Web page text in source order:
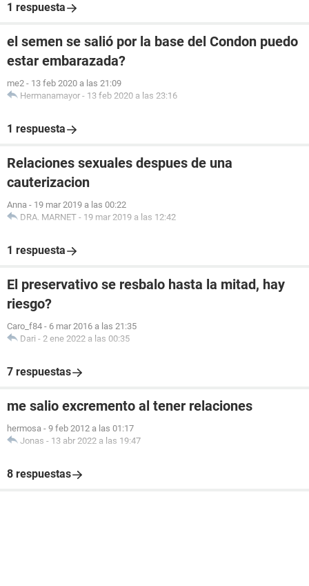
1 respuesta
el semen se salió por la base del Condon puedo
estar embarazada?
me2 - 13 feb 2020 a las 21:09
Hermanamayor - 13 feb 2020 a las 23:16
1 respuesta
Relaciones sexuales despues de una
cauterizacion
Anna - 19 mar 2019 a las 00:22
DRA. MARNET - 19 mar 2019 a las 12:42
1 respuesta
El preservativo se resbalo hasta la mitad, hay
riesgo?
Caro_f84 - 6 mar 2016 a las 21:35
Dari - 2 ene 2022 a las 00:35
7 respuestas
me salio excremento al tener relaciones
hermosa - 9 feb 2012 a las 01:17
Jonas - 13 abr 2022 a las 19:47
8 respuestas